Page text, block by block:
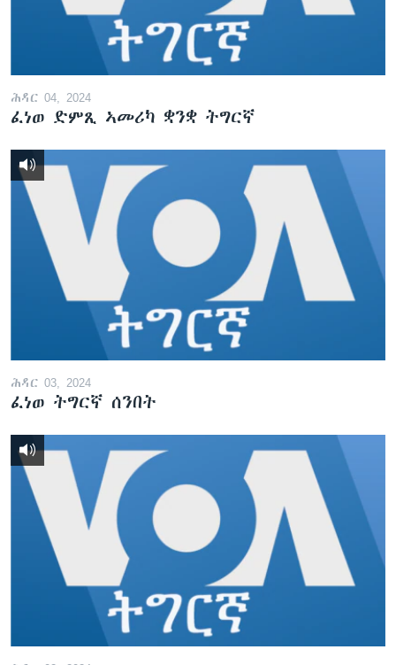
ሕዳር 04, 2024
ፈነወ ድምጺ ኣመሪካ ቋንቋ ትግርኛ
ሕዳር 03, 2024
ፈነወ ትግርኛ ሰንበት